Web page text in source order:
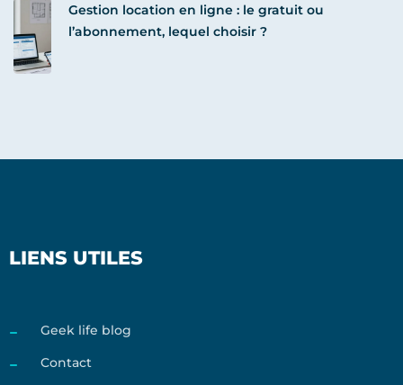
Gestion location en ligne : le gratuit ou
l’abonnement, lequel choisir ?
LIENS UTILES
Geek life blog
Contact